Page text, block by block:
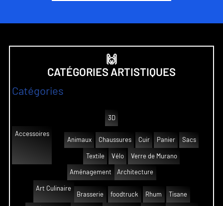
🙌
CATÉGORIES ARTISTIQUES
Catégories
3D
Accessoires
Animaux
Chaussures Cuir Panier Sacs
Textile Vélo Verre de Murano
Aménagement Architecture
Art Culinaire
Brasserie
foodtruck Rhum Tisane